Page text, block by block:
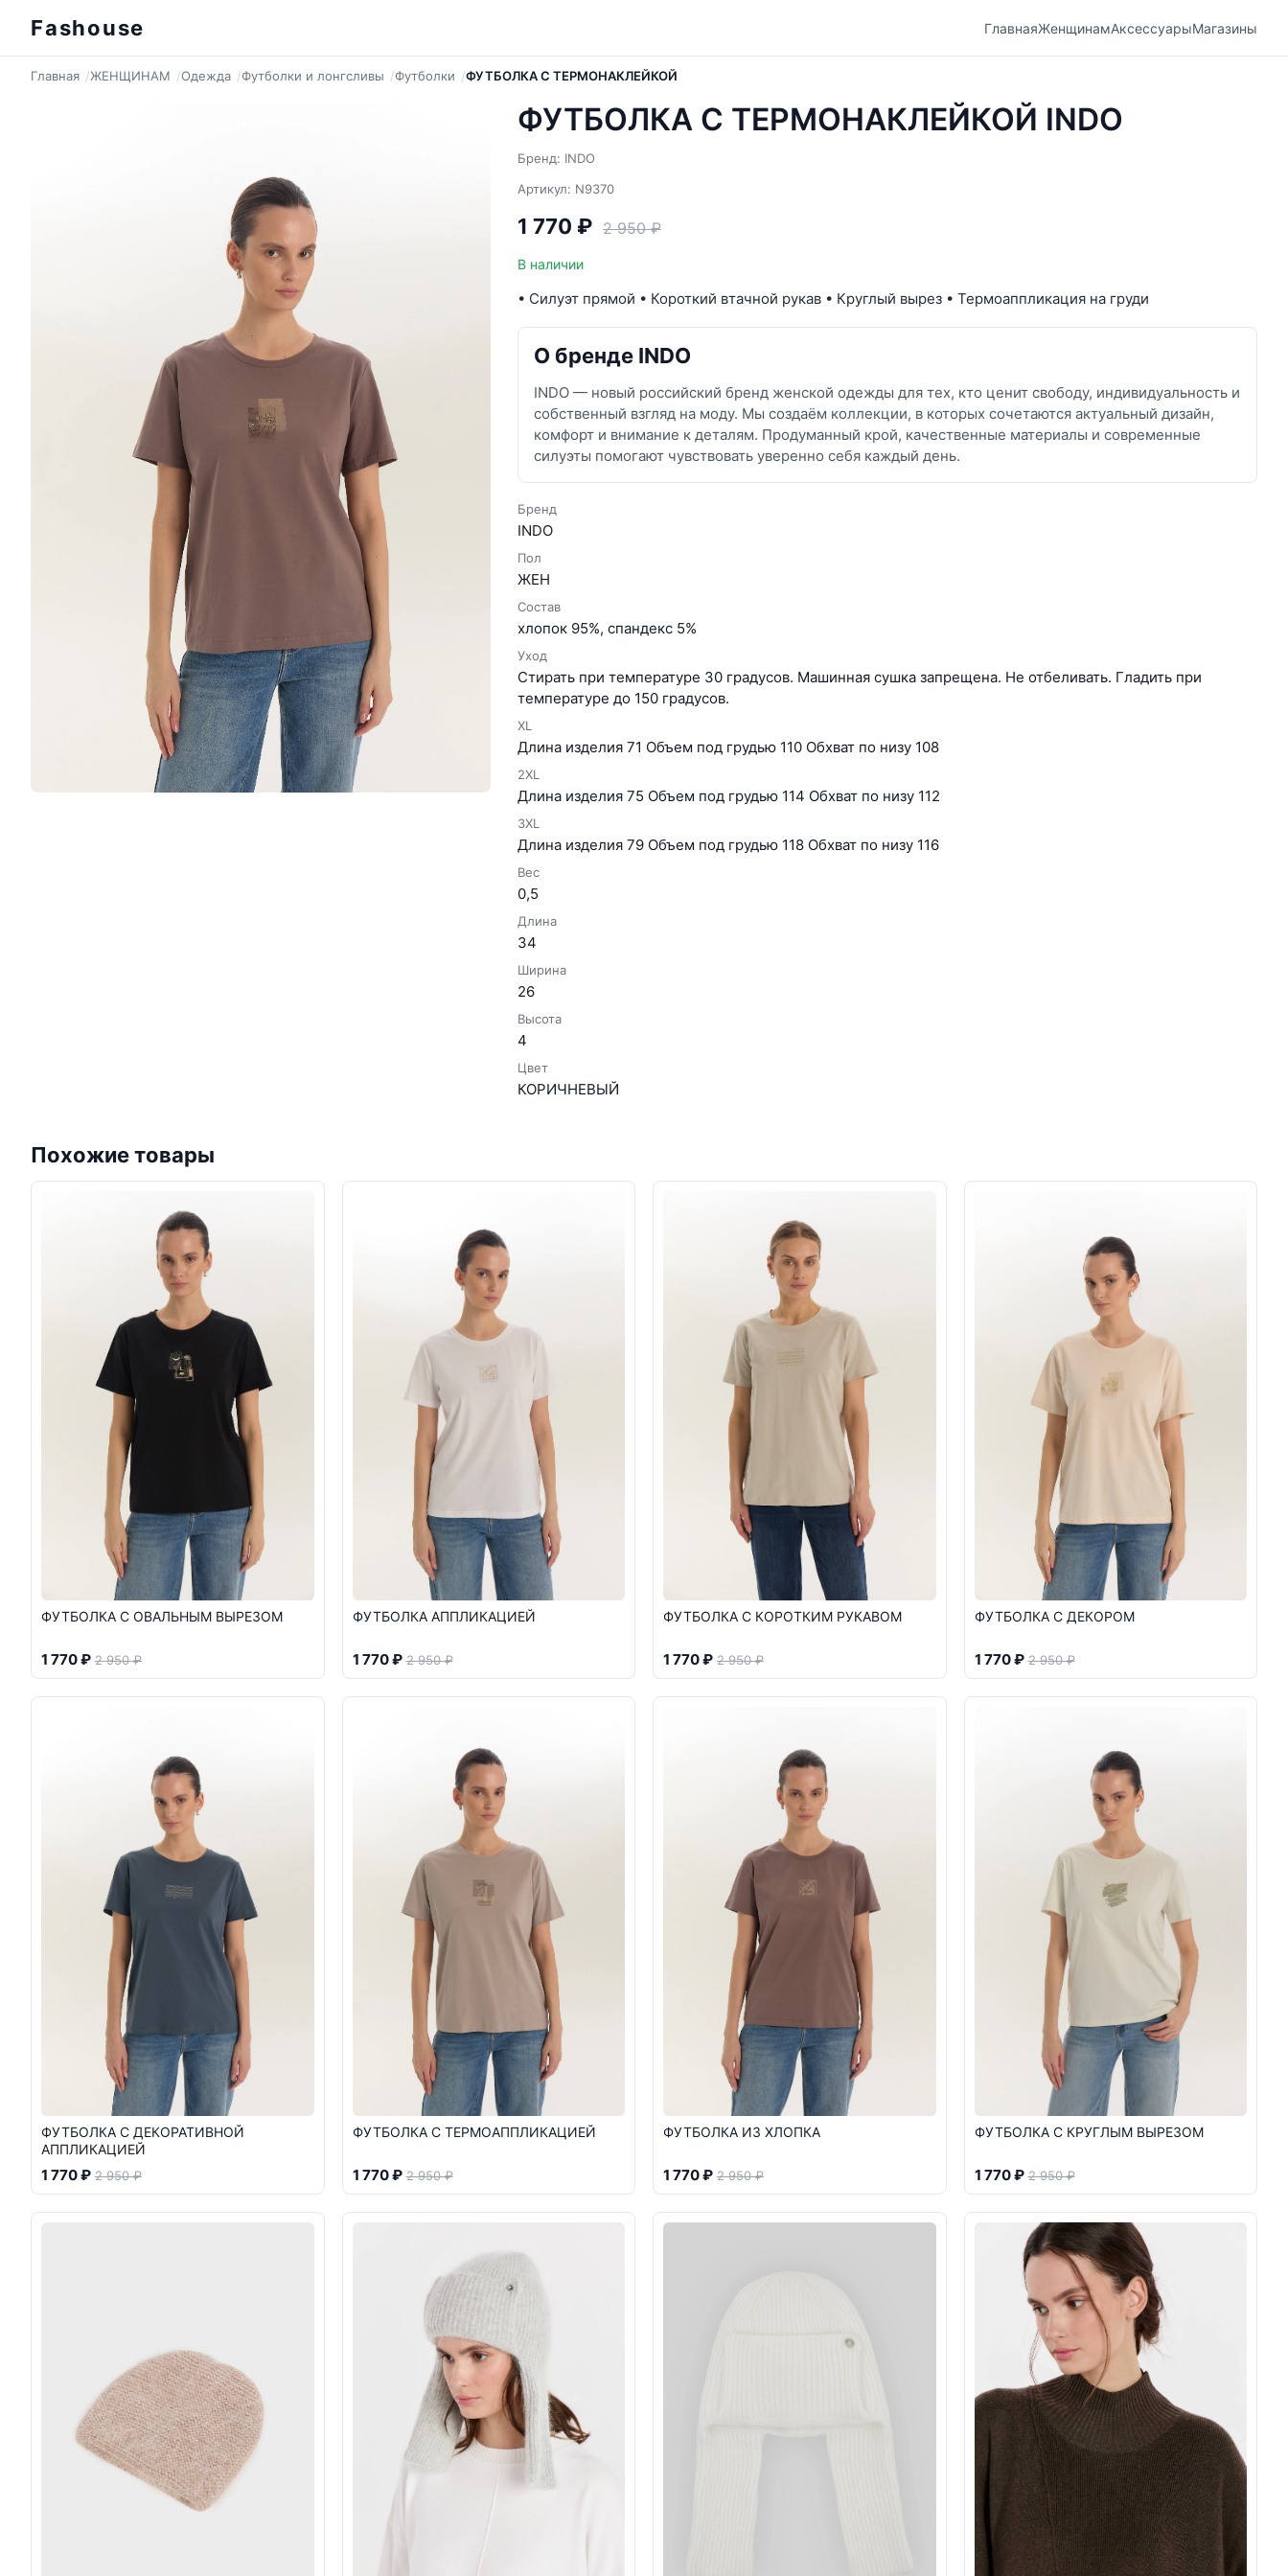
Fashouse ГлавнаяЖенщинамАксессуарыМагазины
Главная ЖЕНЩИНАМ Одежда Футболки и лонгсливы Футболки ФУТБОЛКА С ТЕРМОНАКЛЕЙКОЙ
ФУТБОЛКА С ТЕРМОНАКЛЕЙКОЙ INDO
Бренд: INDO
Артикул: N9370
1 770 ₽ 2 950 ₽
В наличии
• Силуэт прямой • Короткий втачной рукав • Круглый вырез • Термоаппликация на груди
О бренде INDO
INDO — новый российский бренд женской одежды для тех, кто ценит свободу, индивидуальность и
собственный взгляд на моду. Мы создаём коллекции, в которых сочетаются актуальный дизайн,
комфорт и внимание к деталям. Продуманный крой, качественные материалы и современные
силуэты помогают чувствовать уверенно себя каждый день.
Бренд
INDO
Пол
ЖЕН
Состав
хлопок 95%, спандекс 5%
Уход
Стирать при температуре 30 градусов. Машинная сушка запрещена. Не отбеливать. Гладить при
температуре до 150 градусов.
XL
Длина изделия 71 Объем под грудью 110 Обхват по низу 108
2XL
Длина изделия 75 Объем под грудью 114 Обхват по низу 112
3XL
Длина изделия 79 Объем под грудью 118 Обхват по низу 116
Вес
0,5
Длина
34
Ширина
26
Высота
4
Цвет
КОРИЧНЕВЫЙ
Похожие товары
ФУТБОЛКА С ОВАЛЬНЫМ ВЫРЕЗОМ
1 770 ₽ 2 950 ₽
ФУТБОЛКА АППЛИКАЦИЕЙ
1 770 ₽ 2 950 ₽
ФУТБОЛКА С КОРОТКИМ РУКАВОМ
1 770 ₽ 2 950 ₽
ФУТБОЛКА С ДЕКОРОМ
1 770 ₽ 2 950 ₽
ФУТБОЛКА С ДЕКОРАТИВНОЙ
АППЛИКАЦИЕЙ
1 770 ₽ 2 950 ₽
ФУТБОЛКА С ТЕРМОАППЛИКАЦИЕЙ
1 770 ₽ 2 950 ₽
ФУТБОЛКА ИЗ ХЛОПКА
1 770 ₽ 2 950 ₽
ФУТБОЛКА С КРУГЛЫМ ВЫРЕЗОМ
1 770 ₽ 2 950 ₽